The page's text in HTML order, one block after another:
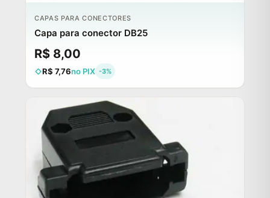
CAPAS PARA CONECTORES
Capa para conector DB25
R$ 8,00
R$ 7,76no PIX -3%